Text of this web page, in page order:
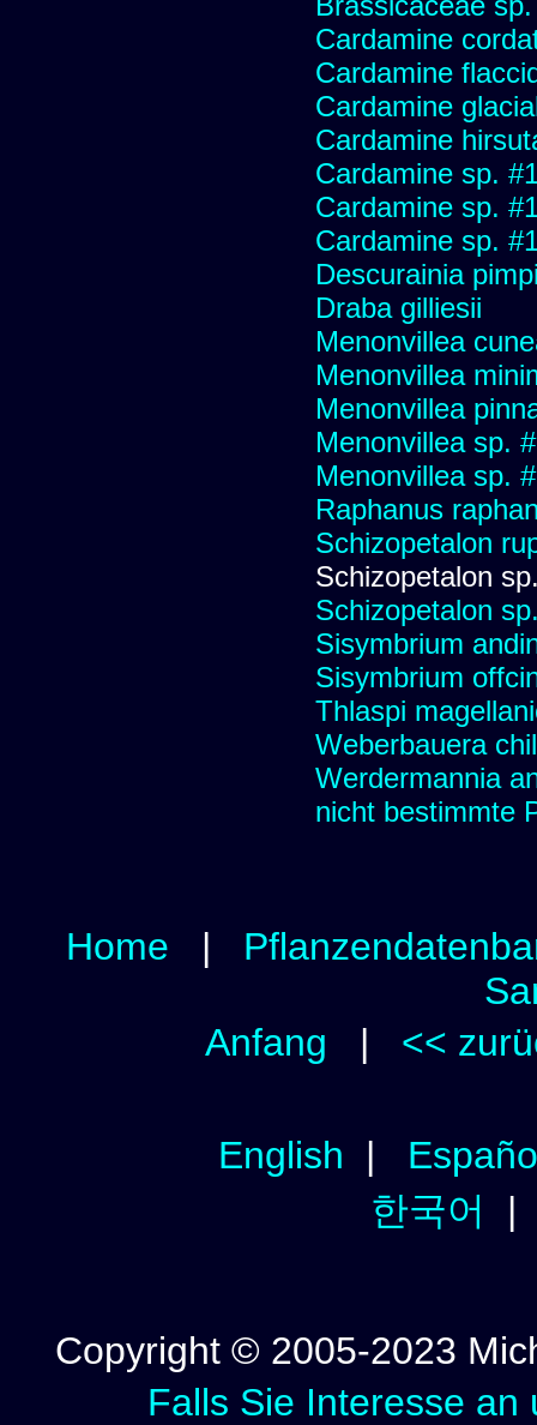
Cardamine
Cardamine
Cardamine
Cardamine
Cardamine sp.
Cardamine sp.
Cardamine sp.
Descurainia
Draba gilliesii
Menonvillea
Menonvillea
Menonvillea
Menonvillea sp.
Menonvillea sp.
Raphanus
Schizopetalon
Schizopetalon
Schizopetalon
Sisymbrium
Sisymbrium
Thlaspi
Weberbauera
Werdermannia
nicht bestimmte
Home |
Anfang | <<
English |
한국어
Copyright © 2005-2023
Falls Sie Interesse